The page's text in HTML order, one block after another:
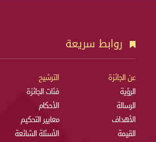
روابط سريعة
عن الجائزة
الرؤية
الرسالة
الأهداف
القيمة
الترشيح
فئات الجائزة
الأحكام
معايير التحكيم
الأسئلة الشائعة